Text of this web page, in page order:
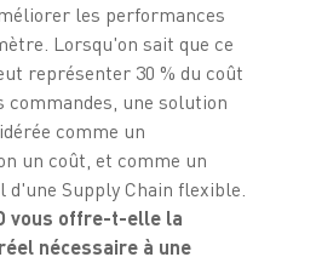
les performances
Lorsqu'on sait que ce
représenter 30 % du coût
commandes, une solution
comme un
un coût, et comme un
d'une Supply Chain flexible.
vous offre-t-elle la
nécessaire à une